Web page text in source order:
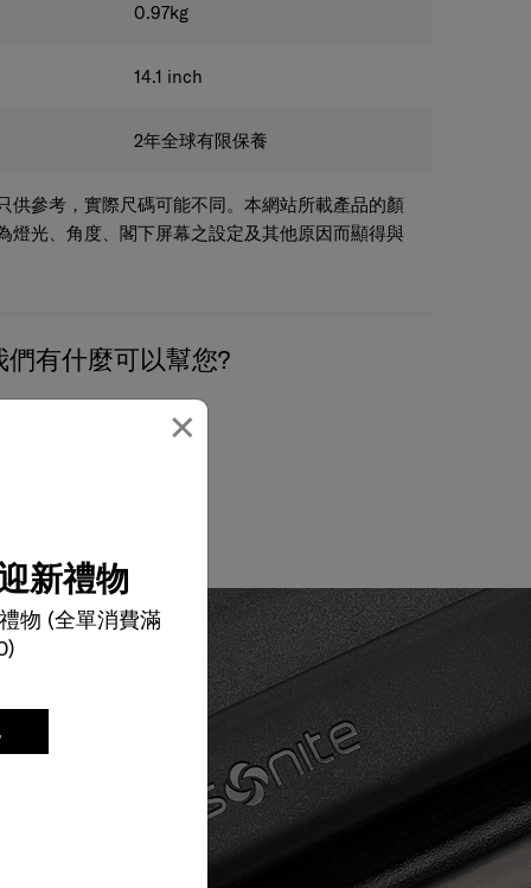
×
新禮物
物 (全單消費滿
0.97kg
14.1 inch
2年全球有限保養
供參考，實際尺碼可能不同。本網站所載產品的顏
燈光、角度、閣下屏幕之設定及其他原因而顯得與
們有什麼可以幫您?